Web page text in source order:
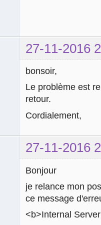
27-11-2016
bonsoir,
Le problème est
retour.
Cordialement,
27-11-2016
Bonjour
je relance mon
ce message
<b>Internal